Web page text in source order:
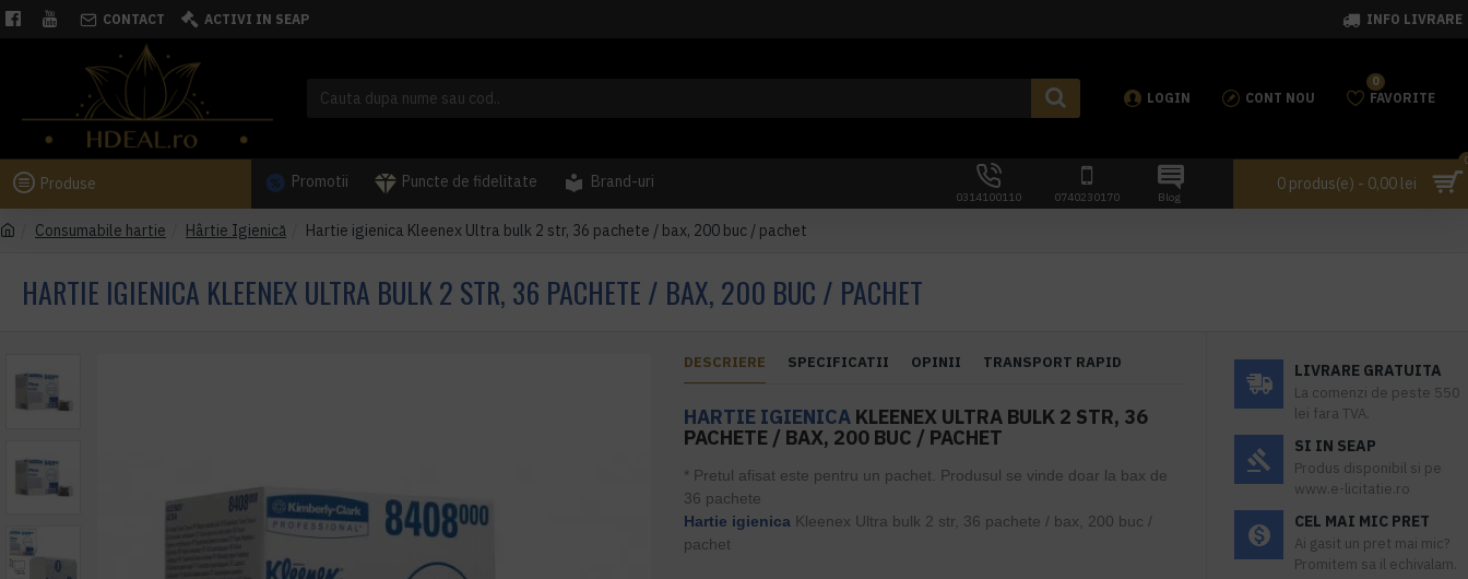
CONTACT ACTIVI IN SEAP INFO LIVRARE
LOGIN CONT NOU FAVORITE
0
Produse Promotii Puncte de fidelitate Brand-uri
0314100110 0740230170 Blog
0 produs(e) - 0,00 lei
Consumabile hartie Hârtie Igienică Hartie igienica Kleenex Ultra bulk 2 str, 36 pachete / bax, 200 buc / pachet
HARTIE IGIENICA KLEENEX ULTRA BULK 2 STR, 36 PACHETE / BAX, 200 BUC / PACHET
DESCRIERE SPECIFICATII OPINII TRANSPORT RAPID
HARTIE IGIENICA KLEENEX ULTRA BULK 2 STR, 36
PACHETE / BAX, 200 BUC / PACHET
* Pretul afisat este pentru un pachet. Produsul se vinde doar la bax de
36 pachete
Hartie igienica Kleenex Ultra bulk 2 str, 36 pachete / bax, 200 buc /
pachet
LIVRARE GRATUITA
La comenzi de peste 550
lei fara TVA.
SI IN SEAP
Produs disponibil si pe
www.e-licitatie.ro
CEL MAI MIC PRET
Ai gasit un pret mai mic?
Promitem sa il echivalam.